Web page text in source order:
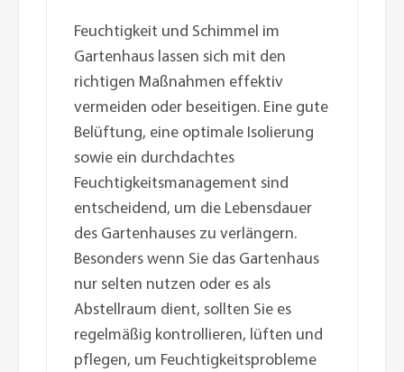
Feuchtigkeit und Schimmel im
Gartenhaus lassen sich mit den
richtigen Maßnahmen effektiv
vermeiden oder beseitigen. Eine gute
Belüftung, eine optimale Isolierung
sowie ein durchdachtes
Feuchtigkeitsmanagement sind
entscheidend, um die Lebensdauer
des Gartenhauses zu verlängern.
Besonders wenn Sie das Gartenhaus
nur selten nutzen oder es als
Abstellraum dient, sollten Sie es
regelmäßig kontrollieren, lüften und
pflegen, um Feuchtigkeitsprobleme